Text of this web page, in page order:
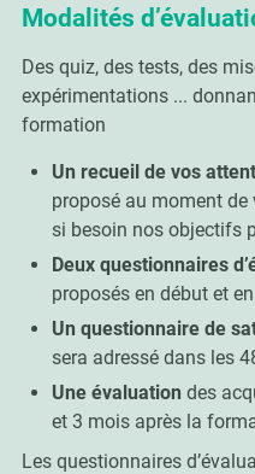
Modalités
Des quiz, des tests, des
expérimentations ...
formation
Un recueil de vos
proposé au moment
si besoin nos objectifs
Deux questionnaires
proposés en début et
Un questionnaire de
sera adressé dans les
Une évaluation des
et 3 mois après la
Les questionnaires